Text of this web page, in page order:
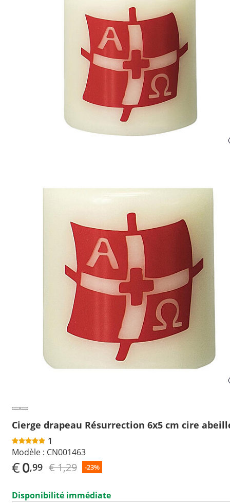
Cierge drapeau Résurrection 6x5 cm cire
1
Modèle : CN001463
€0,99 € 1,29 -23%
Disponibilité immédiate